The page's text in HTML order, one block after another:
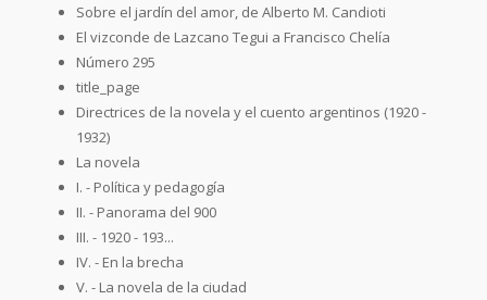
Sobre el jardín del amor, de Alberto M. Candioti
El vizconde de Lazcano Tegui a Francisco Chelía
Número 295
title_page
Directrices de la novela y el cuento argentinos (1920 -
1932)
La novela
I. - Política y pedagogía
II. - Panorama del 900
III. - 1920 - 193...
IV. - En la brecha
V. - La novela de la ciudad